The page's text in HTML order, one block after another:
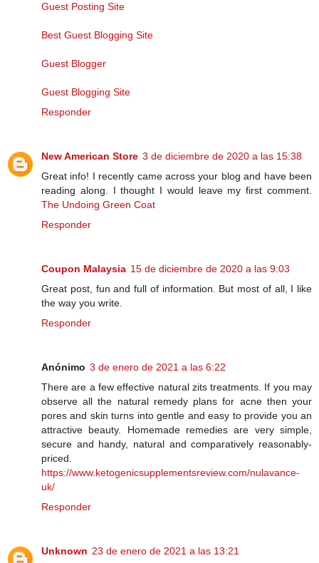
Guest Posting Site
Best Guest Blogging Site
Guest Blogger
Guest Blogging Site
Responder
New American Store 3 de diciembre de 2020 a las 15:38
Great info! I recently came across your blog and have been
reading along. I thought I would leave my first comment.
The Undoing Green Coat
Responder
Coupon Malaysia 15 de diciembre de 2020 a las 9:03
Great post, fun and full of information. But most of all, I like
the way you write.
Responder
Anónimo 3 de enero de 2021 a las 6:22
There are a few effective natural zits treatments. If you may
observe all the natural remedy plans for acne then your
pores and skin turns into gentle and easy to provide you an
attractive beauty. Homemade remedies are very simple,
secure and handy, natural and comparatively reasonably-
priced.
https://www.ketogenicsupplementsreview.com/nulavance-
uk/
Responder
Unknown 23 de enero de 2021 a las 13:21